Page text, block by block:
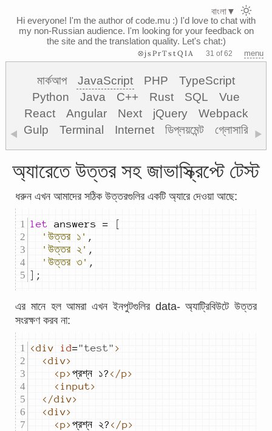
Hi everyone! I'm the author of code.mu :) I'd love to chat with
my non-Russian audience. I'm looking for your feedback on
the site and the translation quality. Let's chat:)
⊗jsPrTstQIA 31 of 62 menu
মার্কআপ JavaScript PHP
TypeScript
Python
Java C++ Rust SQL
Vue
React
Angular Next jQuery
Webpack
Gulp
Terminal Internet ডিপ্লয়মেন্ট গ্লোসারি
◀ ▶
অ্যারেতে উত্তর সহ জাভাস্ক্রিপ্টে টেস্ট
ধরুন এখন আমাদের সঠিক উত্তরগুলির একটি অ্যারে দেওয়া আছে:
let answers =
[
'উত্তর ১' ,
'উত্তর ২' ,
'উত্তর ৩' ,
] ;
এর মানে হল আমরা এখন ইনপুটগুলির data- অ্যাট্রিবিউটে উত্তর
সংরক্ষণ করব না:
<div id="test" >
<div>
<p>প্রশ্ন ১? </p>
<input>
</div>
<div>
<p>প্রশ্ন ২? </p>
বাংলা▼